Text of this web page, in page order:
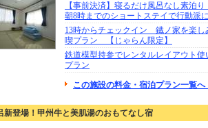
【事前決済】寝るだけ風呂なし素泊
朝8時までのショートステイで行動派
13時からチェックイン 鐡ノ家を楽し
喫プラン 【じゃらん限定】
鉄道模型持参でレンタルレイアウト使
プラン
この施設の料金・宿泊プラン一覧
新登場！甲州牛と美肌湯のおもてなし宿